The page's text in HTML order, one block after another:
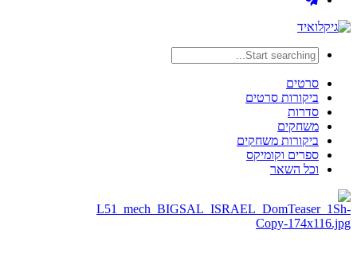
סרטים
ביקורות סרטים
סדרות
משחקים
ביקורות משחקים
ספרים וקומיקס
וכל השאר